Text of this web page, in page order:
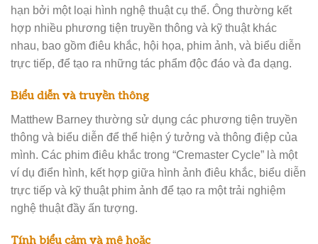
hạn bởi một loại hình nghệ thuật cụ thể. Ông thường kết
hợp nhiều phương tiện truyền thông và kỹ thuật khác
nhau, bao gồm điêu khắc, hội họa, phim ảnh, và biểu diễn
trực tiếp, để tạo ra những tác phẩm độc đáo và đa dạng.
Biểu diễn và truyền thông
Matthew Barney thường sử dụng các phương tiện truyền
thông và biểu diễn để thể hiện ý tưởng và thông điệp của
mình. Các phim điêu khắc trong “Cremaster Cycle” là một
ví dụ điển hình, kết hợp giữa hình ảnh điêu khắc, biểu diễn
trực tiếp và kỹ thuật phim ảnh để tạo ra một trải nghiệm
nghệ thuật đầy ấn tượng.
Tính biểu cảm và mê hoặc